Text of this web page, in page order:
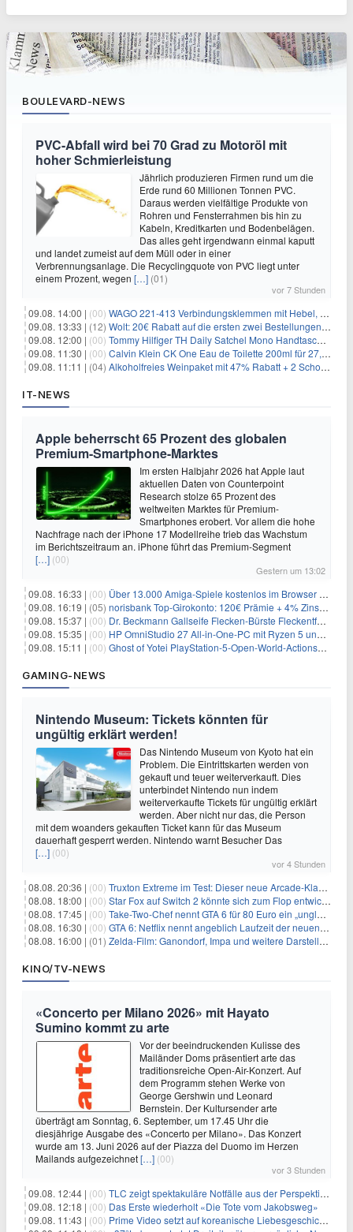
BOULEVARD-NEWS
PVC-Abfall wird bei 70 Grad zu Motoröl mit
hoher Schmierleistung
Jährlich produzieren Firmen rund um die
Erde rund 60 Millionen Tonnen PVC.
Daraus werden vielfältige Produkte von
Rohren und Fensterrahmen bis hin zu
Kabeln, Kreditkarten und Bodenbelägen.
Das alles geht irgendwann einmal kaputt
und landet zumeist auf dem Müll oder in einer
Verbrennungsanlage. Die Recyclingquote von PVC liegt unter
einem Prozent, wegen […] (01)
vor 7 Stunden
09.08. 14:00 | (00) WAGO 221-413 Verbindungsklemmen mit Hebel, 50 Stück für 14,99€
09.08. 13:33 | (12) Wolt: 20€ Rabatt auf die ersten zwei Bestellungen für Neukunden
09.08. 12:00 | (00) Tommy Hilfiger TH Daily Satchel Mono Handtasche für 73,97€
09.08. 11:30 | (00) Calvin Klein CK One Eau de Toilette 200ml für 27,99€
09.08. 11:11 | (04) Alkoholfreies Weinpaket mit 47% Rabatt + 2 Schott Zwiesel Gläser GRATIS für 29,99€
IT-NEWS
Apple beherrscht 65 Prozent des globalen
Premium-Smartphone-Marktes
Im ersten Halbjahr 2026 hat Apple laut
aktuellen Daten von Counterpoint
Research stolze 65 Prozent des
weltweiten Marktes für Premium-
Smartphones erobert. Vor allem die hohe
Nachfrage nach der iPhone 17 Modellreihe trieb das Wachstum
im Berichtszeitraum an. iPhone führt das Premium-Segment
[…] (00)
Gestern um 13:02
09.08. 16:33 | (00) Über 13.000 Amiga-Spiele kostenlos im Browser spielen
09.08. 16:19 | (05) norisbank Top-Girokonto: 120€ Prämie + 4% Zinsen p.a. (6 Monate)
09.08. 15:37 | (00) Dr. Beckmann Gallseife Flecken-Bürste Fleckentferner 250 ml für 1,25€
09.08. 15:35 | (00) HP OmniStudio 27 All-in-One-PC mit Ryzen 5 und 1 TB SSD für 699€
09.08. 15:11 | (00) Ghost of Yotei PlayStation-5-Open-World-Actionspiel für 55,65€
GAMING-NEWS
Nintendo Museum: Tickets könnten für
ungültig erklärt werden!
Das Nintendo Museum von Kyoto hat ein
Problem. Die Eintrittskarten werden von
gekauft und teuer weiterverkauft. Dies
unterbindet Nintendo nun indem
weiterverkaufte Tickets für ungültig erklärt
werden. Aber nicht nur das, die Person
mit dem woanders gekauften Ticket kann für das Museum
dauerhaft gesperrt werden. Nintendo warnt Besucher Das
[…] (00)
vor 4 Stunden
08.08. 20:36 | (00) Truxton Extreme im Test: Dieser neue Arcade-Klassiker verzeiht dir gar nichts
08.08. 18:00 | (00) Star Fox auf Switch 2 könnte sich zum Flop entwickeln
08.08. 17:45 | (00) Take-Two-Chef nennt GTA 6 für 80 Euro ein „unglaubliches Schnäppchen“
08.08. 16:30 | (00) GTA 6: Netflix nennt angeblich Laufzeit der neuen Gameplay-Präsentation
08.08. 16:00 | (01) Zelda-Film: Ganondorf, Impa und weitere Darsteller sollen feststehen
KINO/TV-NEWS
«Concerto per Milano 2026» mit Hayato
Sumino kommt zu arte
Vor der beeindruckenden Kulisse des
Mailänder Doms präsentiert arte das
traditionsreiche Open-Air-Konzert. Auf
dem Programm stehen Werke von
George Gershwin und Leonard
Bernstein. Der Kultursender arte
überträgt am Sonntag, 6. September, um 17.45 Uhr die
diesjährige Ausgabe des «Concerto per Milano». Das Konzert
wurde am 13. Juni 2026 auf der Piazza del Duomo im Herzen
Mailands aufgezeichnet[…] (00)
vor 3 Stunden
09.08. 12:44 | (00) TLC zeigt spektakuläre Notfälle aus der Perspektive der Patienten
09.08. 12:18 | (00) Das Erste wiederholt «Die Tote vom Jakobsweg»
09.08. 11:43 | (00) Prime Video setzt auf koreanische Liebesgeschichte